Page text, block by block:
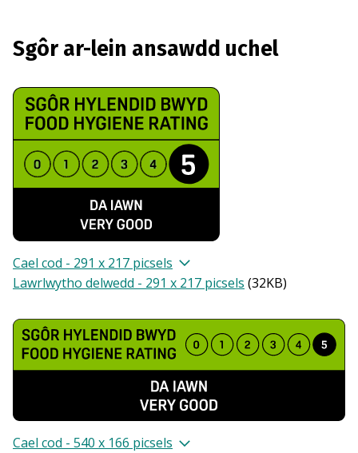
Sgôr ar-lein ansawdd uchel
Cael cod - 291 x 217 picsels
Lawrlwytho delwedd - 291 x 217 picsels (32KB)
Cael cod - 540 x 166 picsels